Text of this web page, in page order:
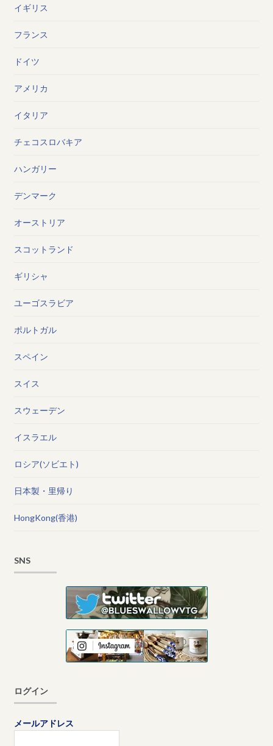
イギリス
フランス
ドイツ
アメリカ
イタリア
チェコスロバキア
ハンガリー
デンマーク
オーストリア
スコットランド
ギリシャ
ユーゴスラビア
ポルトガル
スペイン
スイス
スウェーデン
イスラエル
ロシア(ソビエト)
日本製・里帰り
HongKong(香港)
SNS
ログイン
メールアドレス